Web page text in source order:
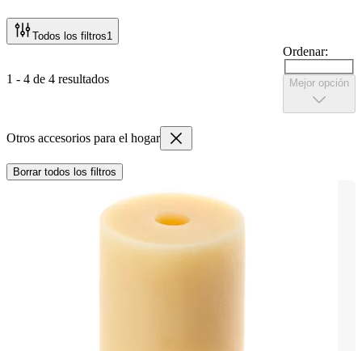
Todos los filtros1
1 - 4 de 4 resultados
Ordenar:
Mejor opción
Otros accesorios para el hogar
Borrar todos los filtros